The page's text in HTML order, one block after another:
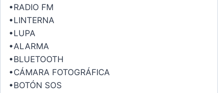
•RADIO FM
•LINTERNA
•LUPA
•ALARMA
•BLUETOOTH
•CÁMARA FOTOGRÁFICA
•BOTÓN SOS